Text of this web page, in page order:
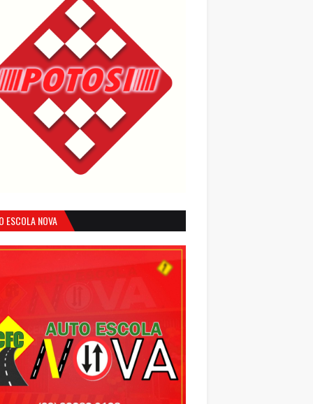
ESCOLA NOVA